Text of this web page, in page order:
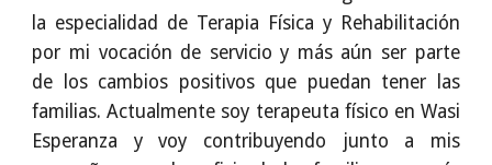
la especialidad de Terapia Física y Rehabilitación
por mi vocación de servicio y más aún ser parte
de los cambios positivos que puedan tener las
familias. Actualmente soy terapeuta físico en Wasi
Esperanza y voy contribuyendo junto a mis